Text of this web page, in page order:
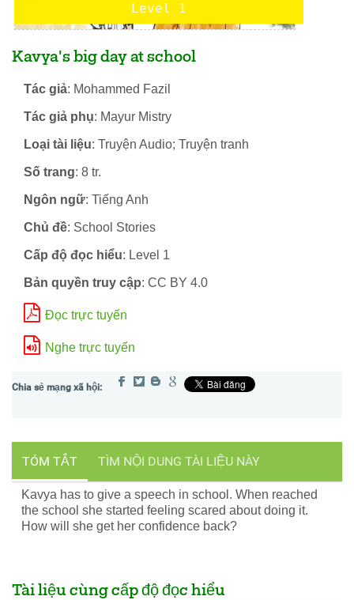
Level 1
Kavya's big day at school
Tác giả: Mohammed Fazil
Tác giả phụ: Mayur Mistry
Loại tài liệu: Truyện Audio; Truyện tranh
Số trang: 8 tr.
Ngôn ngữ: Tiếng Anh
Chủ đề: School Stories
Cấp độ đọc hiểu: Level 1
Bản quyền truy cập: CC BY 4.0
Đọc trực tuyến
Nghe trực tuyến
TÓM TẮT TÌM NỘI DUNG TÀI LIỆU NÀY
Kavya has to give a speech in school. When reached
the school she started feeling scared about doing it.
How will she get her confidence back?
Tài liệu cùng cấp độ đọc hiểu